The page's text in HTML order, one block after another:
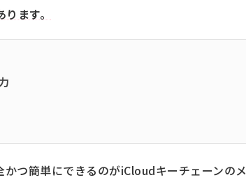
ます。
つ簡単にできるのがiCloudキーチェーンのメ